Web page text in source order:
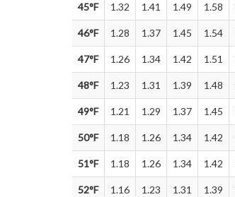
45°F 1.32 1.41 1.49 1.58
46°F 1.28 1.37 1.45 1.54
47°F 1.26 1.34 1.42 1.51
48°F 1.23 1.31 1.39 1.48
49°F 1.21 1.29 1.37 1.45
50°F 1.18 1.26 1.34 1.42
51°F 1.18 1.26 1.34 1.42
52°F 1.16 1.23 1.31 1.39